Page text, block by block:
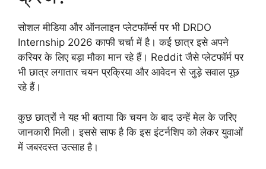
सोशल मीडिया और ऑनलाइन प्लेटफॉर्म्स पर भी DRDO
Internship 2026 काफी चर्चा में है। कई छात्र इसे अपने
करियर के लिए बड़ा मौका मान रहे हैं। Reddit जैसे प्लेटफॉर्म पर
भी छात्र लगातार चयन प्रक्रिया और आवेदन से जुड़े सवाल पूछ
रहे हैं।
कुछ छात्रों ने यह भी बताया कि चयन के बाद उन्हें मेल के जरिए
जानकारी मिली। इससे साफ है कि इस इंटर्नशिप को लेकर युवाओं
में जबरदस्त उत्साह है।